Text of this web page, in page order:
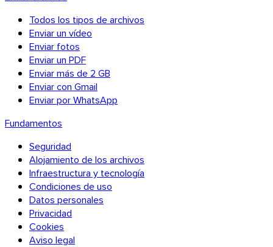
Todos los tipos de archivos
Enviar un vídeo
Enviar fotos
Enviar un PDF
Enviar más de 2 GB
Enviar con Gmail
Enviar por WhatsApp
Fundamentos
Seguridad
Alojamiento de los archivos
Infraestructura y tecnología
Condiciones de uso
Datos personales
Privacidad
Cookies
Aviso legal